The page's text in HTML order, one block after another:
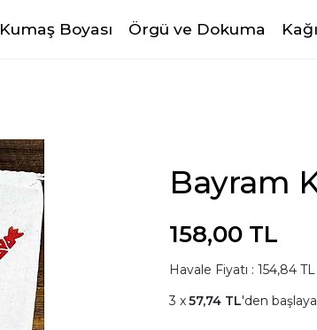
Kumaş Boyası Örgü ve Dokuma
Bayram
158,00 TL
Havale Fiyatı : 154,84 TL
57,74 TL'den